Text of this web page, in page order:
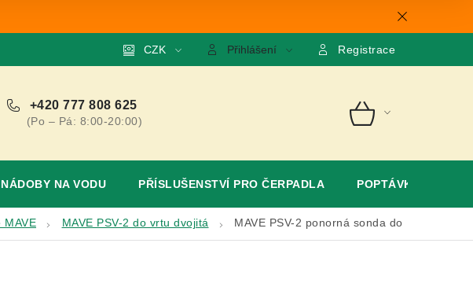
Reklamace O nás GDPR Poptávka
CZK Přihlášení Registrace
+420 777 808 625
(Po – Pá: 8:00-20:00)
NÁKUPNÍ
NA VODU PŘÍSLUŠENSTVÍ PRO ČERPADLA POPTÁVKA
MAVE MAVE PSV-2 do vrtu dvojitá
MAVE PSV-2 ponorná sonda do